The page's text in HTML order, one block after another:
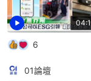
6
01論壇